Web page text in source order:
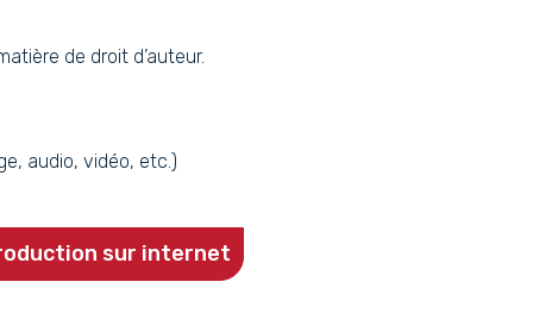
de droit d’auteur.
audio, vidéo, etc.)
sur internet